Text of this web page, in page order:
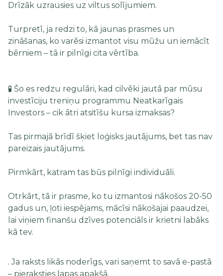
Drīzāk uzrausies uz viltus solījumiem.
Turpretī, ja redzi to, kā jaunas prasmes un
zināšanas, ko varēsi izmantot visu mūžu un iemācīt
bērniem – tā ir pilnīgi cita vērtība.
🧪 Šo es redzu regulāri, kad cilvēki jautā par mūsu
investīciju treniņu programmu Neatkarīgais
Investors – cik ātri atsitīšu kursa izmaksas?
Tas pirmajā brīdī šķiet loģisks jautājums, bet tas nav
pareizais jautājums.
Pirmkārt, katram tas būs pilnīgi individuāli.
Otrkārt, tā ir prasme, ko tu izmantosi nākošos 20-50
gadus un, ļoti iespējams, mācīsi nākošajai paaudzei,
lai viņiem finanšu dzīves potenciāls ir krietni labāks
kā tev.
. Ja raksts likās noderīgs, vari saņemt to savā e-pastā
– pieraksties lapas apakšā.